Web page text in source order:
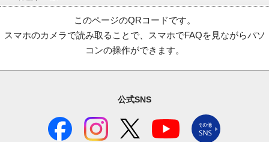
このページのQRコードです。
スマホのカメラで読み取ることで、スマホでFAQを見ながらパソ
コンの操作ができます。
公式SNS